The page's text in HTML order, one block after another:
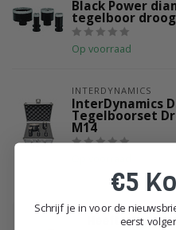
Black Power
tegelboor droog
Op voorraad
INTERDYNAMICS
InterDynamics
Tegelboorset
M14
Heeft u
€5
Schrijf je in voor de
eerst